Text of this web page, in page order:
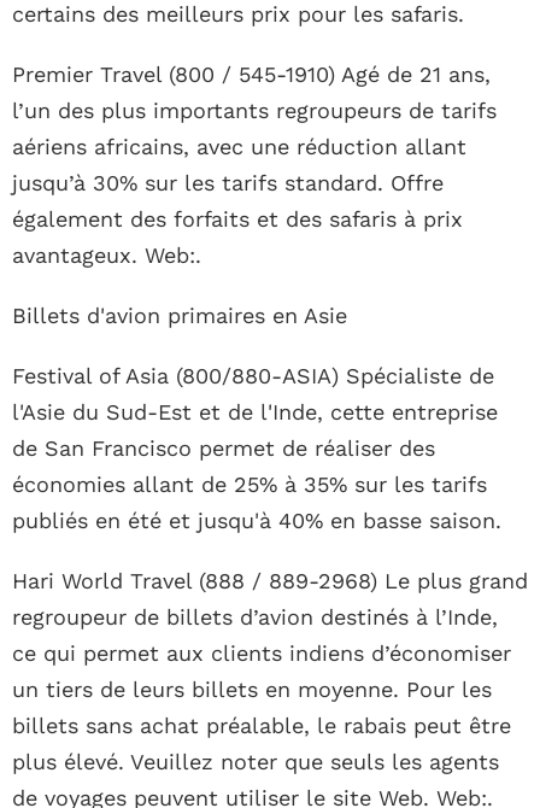
certains des meilleurs prix pour les safaris.
Premier Travel (800 / 545-1910) Agé de 21 ans,
l’un des plus importants regroupeurs de tarifs
aériens africains, avec une réduction allant
jusqu’à 30% sur les tarifs standard. Offre
également des forfaits et des safaris à prix
avantageux. Web:.
Billets d'avion primaires en Asie
Festival of Asia (800/880-ASIA) Spécialiste de
l'Asie du Sud-Est et de l'Inde, cette entreprise
de San Francisco permet de réaliser des
économies allant de 25% à 35% sur les tarifs
publiés en été et jusqu'à 40% en basse saison.
Hari World Travel (888 / 889-2968) Le plus grand
regroupeur de billets d’avion destinés à l’Inde,
ce qui permet aux clients indiens d’économiser
un tiers de leurs billets en moyenne. Pour les
billets sans achat préalable, le rabais peut être
plus élevé. Veuillez noter que seuls les agents
de voyages peuvent utiliser le site Web. Web:.